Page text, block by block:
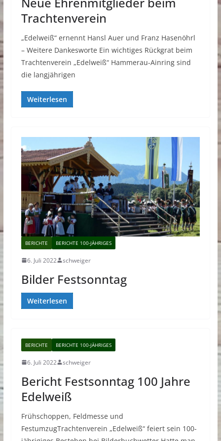
Trachtenverein
„Edelweiß“ ernennt Hansl Auer und Franz Hasenöhrl
– Weitere Dankesworte Ein wichtiges Rückgrat beim
Trachtenverein „Edelweiß“ Hammerau-Ainring sind
die langjährigen
Weiterlesen
BERICHTE BERICHTE 100-JÄHRIGES
6. Juli 2022 schweiger
Bilder Festsonntag
Weiterlesen
BERICHTE BERICHTE 100-JÄHRIGES
6. Juli 2022 schweiger
Bericht Festsonntag 100 Jahre
Edelweiß
Frühschoppen, Feldmesse und
FestumzugTrachtenverein „Edelweiß“ feiert sein 100-